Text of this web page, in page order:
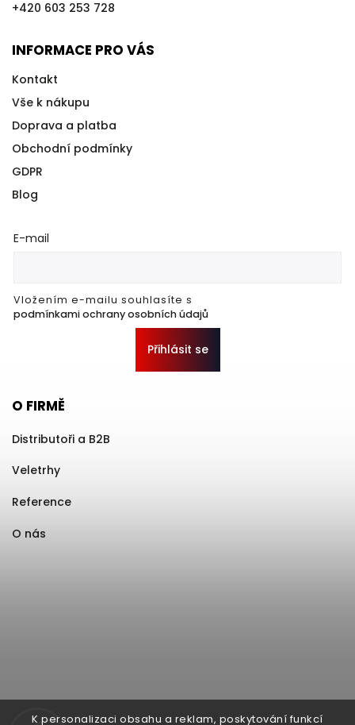
K personalizaci obsahu a reklam, poskytování funkcí
+420 603 253 728
INFORMACE PRO VÁS
Kontakt
Vše k nákupu
Doprava a platba
Obchodní podmínky
GDPR
Blog
E-mail
Vložením e-mailu souhlasíte s
podmínkami ochrany osobních údajů
Přihlásit se
O FIRMĚ
Distributoři a B2B
Veletrhy
Reference
O nás